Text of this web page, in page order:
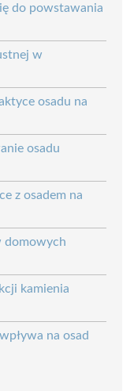
do powstawania
w
osadu na
osadu
z osadem na
domowych
kamienia
na osad